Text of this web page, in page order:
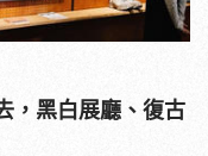
，黑白展廳、復古